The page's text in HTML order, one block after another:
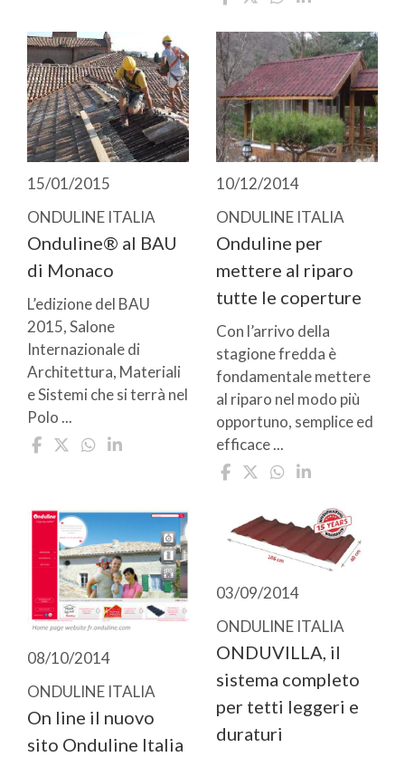
15/01/2015
ONDULINE ITALIA
Onduline® al BAU
di Monaco
L’edizione del BAU
2015, Salone
Internazionale di
Architettura, Materiali
e Sistemi che si terrà nel
Polo ...
10/12/2014
ONDULINE ITALIA
Onduline per
mettere al riparo
tutte le coperture
Con l’arrivo della
stagione fredda è
fondamentale mettere
al riparo nel modo più
opportuno, semplice ed
efficace ...
08/10/2014
ONDULINE ITALIA
On line il nuovo
sito Onduline Italia
03/09/2014
ONDULINE ITALIA
ONDUVILLA, il
sistema completo
per tetti leggeri e
duraturi